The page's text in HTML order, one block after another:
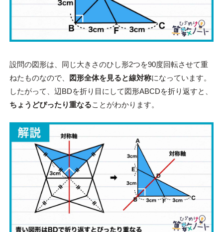
設問の図形は、同じ大きさのひし形2つを90度回転させて重
ねたものなので、
図形全体を見ると線対称になっています。
したがって、辺BDを折り目にして図形ABCDを折り返すと、
ちょうどぴったり重なることがわかります。